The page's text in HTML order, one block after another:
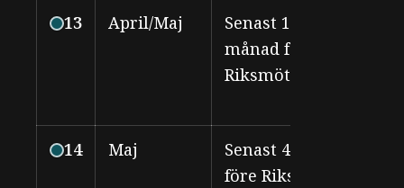
13 April/Maj
Senast 1
månad före
Riksmöte
14 Maj
Senast 4 veckor
före Riksmöte